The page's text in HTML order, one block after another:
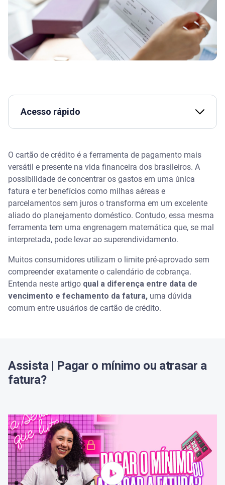
Acesso rápido
O ciclo de cobrança do cartão de crédito
O que é a data de fechamento da fatura?
O que é a data de vencimento da fatura?
A grande vantagem estratégica: o melhor dia para
Como alinhar as datas com a realidade do
orçamento
O conhecimento como escudo financeiro
O que acontece se a data de vencimento cair em
um sábado ou domingo?
Se eu pagar a fatura antes do fechamento, o limite
é liberado mais cedo?
Qual a diferença entre o pagamento mínimo e o
pagamento total?
O cartão de crédito é a ferramenta de pagamento mais
versátil e presente na vida financeira dos brasileiros. A
possibilidade de concentrar os gastos em uma única
fatura e ter benefícios como milhas aéreas e
parcelamentos sem juros o transforma em um excelente
aliado do planejamento doméstico. Contudo, essa mesma
ferramenta tem uma engrenagem matemática que, se mal
interpretada, pode levar ao superendividamento.
Muitos consumidores utilizam o limite pré-aprovado sem
compreender exatamente o calendário de cobrança.
Entenda neste artigo qual a diferença entre data de
vencimento e fechamento da fatura, uma dúvida
comum entre usuários de cartão de crédito.
Assista | Pagar o mínimo ou atrasar a
fatura?